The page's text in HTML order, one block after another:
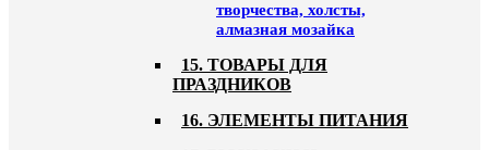
творчества, холсты,
алмазная мозайка
15. ТОВАРЫ ДЛЯ
ПРАЗДНИКОВ
16. ЭЛЕМЕНТЫ ПИТАНИЯ